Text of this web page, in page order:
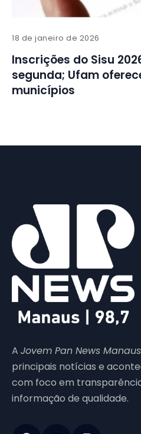
18 de janeiro de 2026
Inscrições do Sisu
segunda; Ufam
municípios
A Jovem Pan News Manaus
principais notícias e
com foco em
informação de qualidade.